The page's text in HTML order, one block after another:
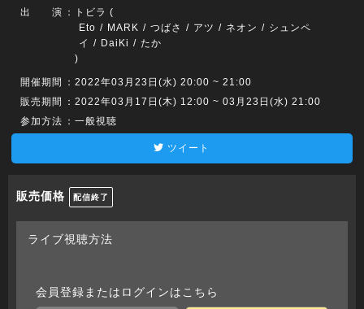
出 演 ：
トビラ (
Eto
MARK つばさ アツ ネオン
シュンペ
イ
DaiKi
たか
)
開催期間
：2022年03月23日(水) 20:00 ~ 21:00
販売期間
：2022年03月17日(木) 12:00 ~ 03月23日(水) 21:00
参加方法 ：一般視聴
ツイート
販売価格 配信終了
ライブ視聴方法
会員登録またはログインはこちら